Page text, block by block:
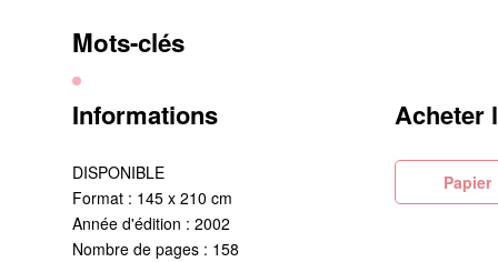
Mots-clés
Informations
DISPONIBLE
Format : 145 x 210 cm
Année d'édition : 2002
Nombre de pages : 158
Acheter